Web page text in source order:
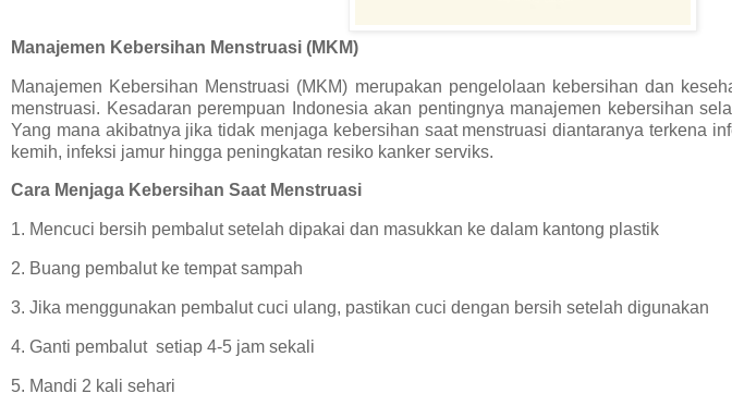
Manajemen Kebersihan Menstruasi (MKM)
Manajemen Kebersihan Menstruasi (MKM) merupakan pengelolaan kebersihan dan
menstruasi. Kesadaran perempuan Indonesia akan pentingnya manajemen kebersihan
Yang mana akibatnya jika tidak menjaga kebersihan saat menstruasi diantaranya terkena
kemih, infeksi jamur hingga peningkatan resiko kanker serviks.
Cara Menjaga Kebersihan Saat Menstruasi
1. Mencuci bersih pembalut setelah dipakai dan masukkan ke dalam kantong plastik
2. Buang pembalut ke tempat sampah
3. Jika menggunakan pembalut cuci ulang, pastikan cuci dengan bersih setelah digunakan
4. Ganti pembalut setiap 4-5 jam sekali
5. Mandi 2 kali sehari